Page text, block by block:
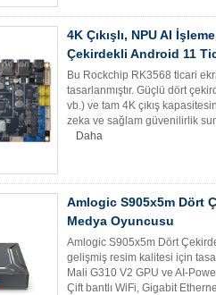
4K Çıkışlı, NPU AI
Çekirdekli Android 11
Bu Rockchip RK3568 ticari
tasarlanmıştır. Güçlü dört
vb.) ve tam 4K çıkış
zeka ve sağlam güvenilirlik
Daha
Amlogic S905x5m Dört
Medya Oyuncusu
Amlogic S905x5m Dört
gelişmiş resim kalitesi için
Mali G310 V2 GPU ve AI-
Çift bantlı WiFi, Gigabit